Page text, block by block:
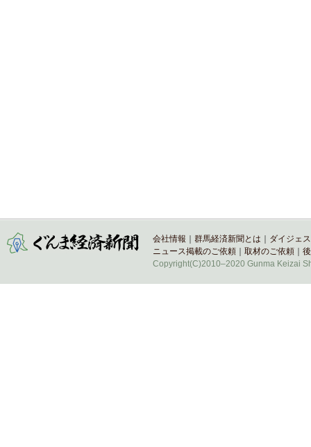
会社情報 群馬経済新聞とは
ダイジェ
ニュース掲載のご依頼
取材のご依頼
Copyright(C)2010–2020 Gunma Keizai